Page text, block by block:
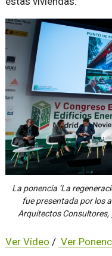
La ponencia ‘La
fue presentada por los
Arquitectos Consultores,
Ver Vídeo / Ver